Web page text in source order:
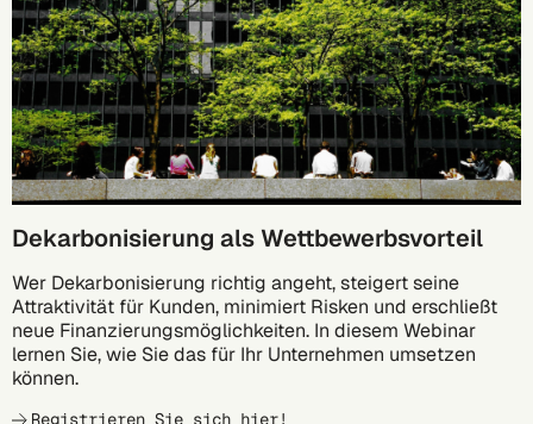
Dekarbonisierung als Wettbewerbsvorteil
Wer Dekarbonisierung richtig angeht, steigert seine
Attraktivität für Kunden, minimiert Risken und erschließt
neue Finanzierungsmöglichkeiten. In diesem Webinar
lernen Sie, wie Sie das für Ihr Unternehmen umsetzen
können.